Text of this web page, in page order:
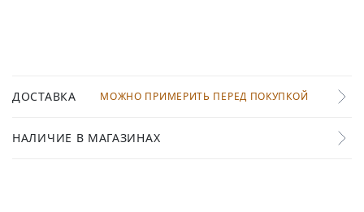
ДОСТАВКА МОЖНО ПРИМЕРИТЬ ПЕРЕД ПОКУПКОЙ
НАЛИЧИЕ В МАГАЗИНАХ